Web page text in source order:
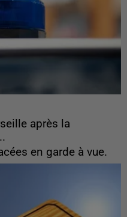
après la
en garde à vue.